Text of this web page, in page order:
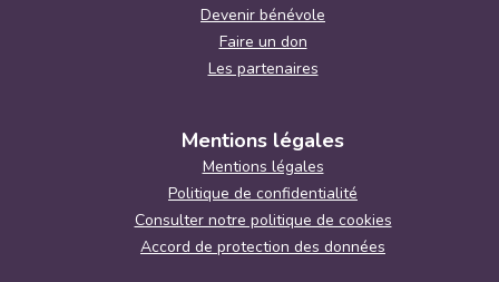
Devenir bénévole
Faire un don
Les partenaires
Mentions légales
Mentions légales
Politique de confidentialité
Consulter notre politique de cookies
Accord de protection des données